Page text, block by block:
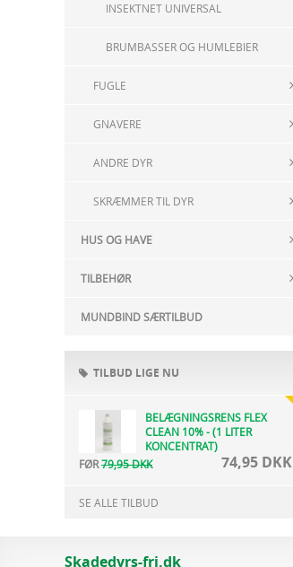
INSEKTNET UNIVERSAL
BRUMBASSER OG HUMLEBIER
FUGLE
GNAVERE
ANDRE DYR
SKRÆMMER TIL DYR
HUS OG HAVE
TILBEHØR
MUNDBIND SÆRTILBUD
TILBUD LIGE NU
BELÆGNINGSRENS FLEX
CLEAN 10% - (1 LITER
KONCENTRAT)
FØR79,95 DKK 74,95 DKK
SE ALLE TILBUD
Skadedyrs-fri.dk